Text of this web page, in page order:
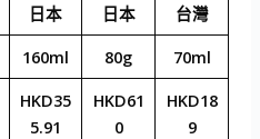
日本 日本
台灣
160ml 80g 70ml
HKD35
5.91
HKD61
0
HKD18
9